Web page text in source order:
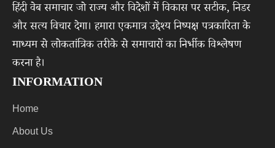
हिंदी वेब समाचार जो राज्य और विदेशों में विकास पर सटीक, निडर
और सत्य विचार देगा। हमारा एकमात्र उद्देश्य निष्पक्ष पत्रकारिता के
माध्यम से लोकतांत्रिक तरीके से समाचारों का निर्भीक विश्लेषण
करना है।
INFORMATION
Home
About Us